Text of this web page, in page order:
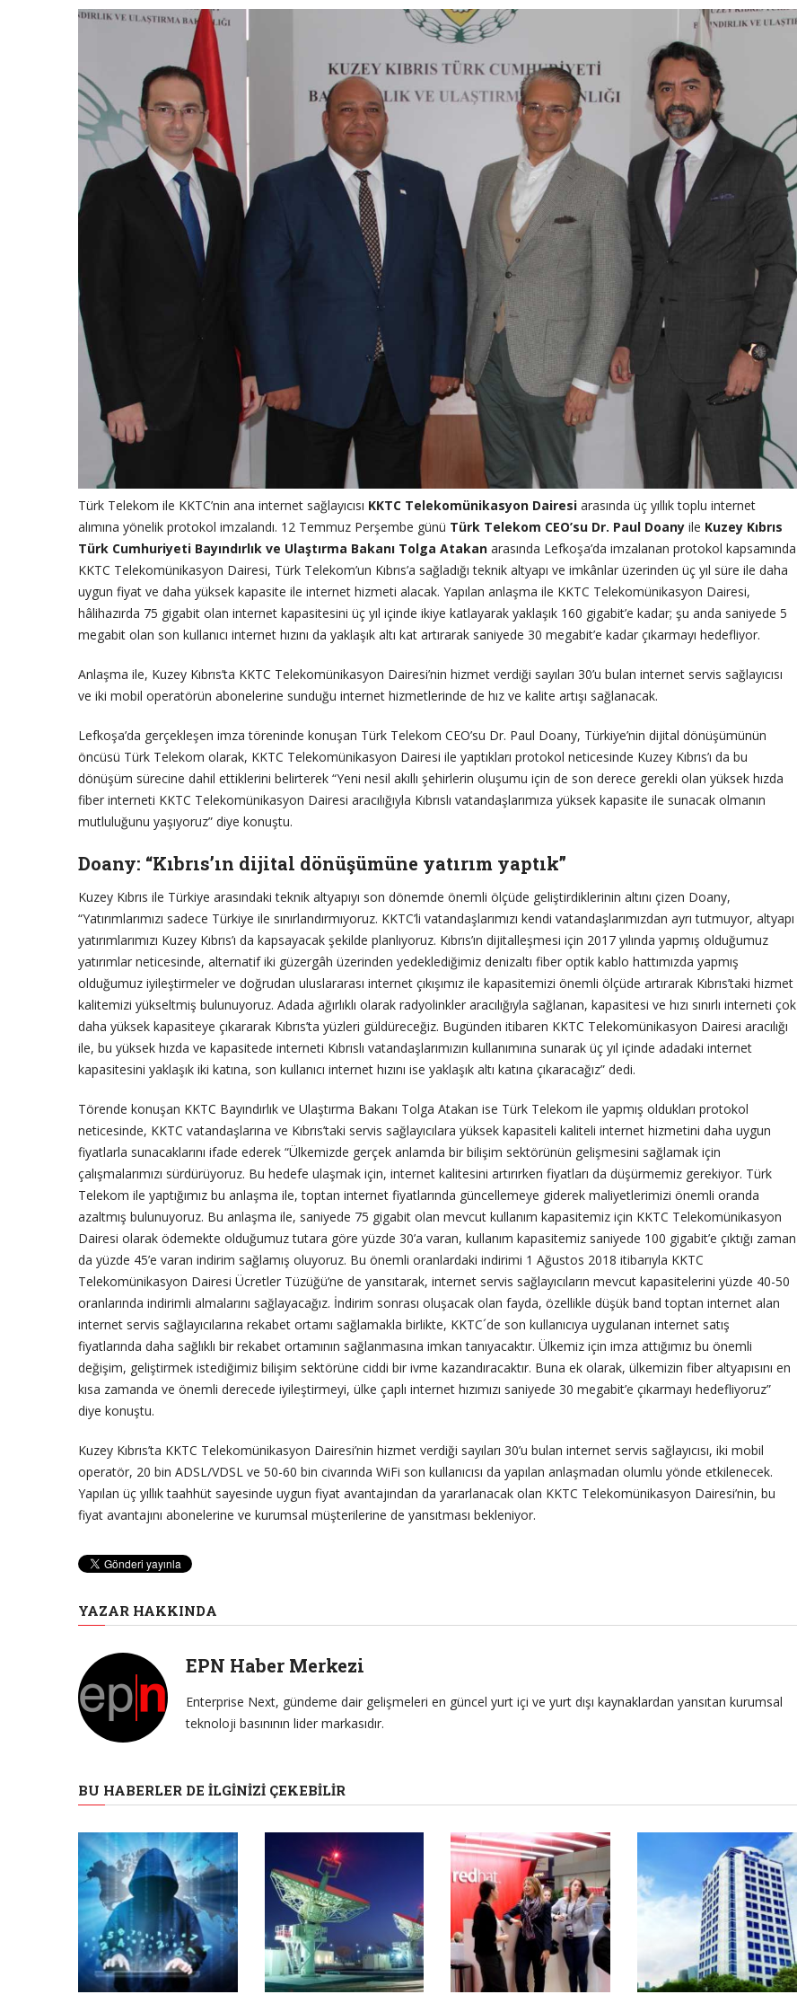
Türk Telekom ile KKTC’nin ana internet sağlayıcısı KKTC Telekomünikasyon Dairesi arasında üç yıllık toplu internet
alımına yönelik protokol imzalandı. 12 Temmuz Perşembe günü Türk Telekom CEO’su Dr. Paul Doany ile Kuzey Kıbrıs
Türk Cumhuriyeti Bayındırlık ve Ulaştırma Bakanı Tolga Atakan arasında Lefkoşa’da imzalanan protokol kapsamında
KKTC Telekomünikasyon Dairesi, Türk Telekom’un Kıbrıs’a sağladığı teknik altyapı ve imkânlar üzerinden üç yıl süre ile daha
uygun fiyat ve daha yüksek kapasite ile internet hizmeti alacak. Yapılan anlaşma ile KKTC Telekomünikasyon Dairesi,
hâlihazırda 75 gigabit olan internet kapasitesini üç yıl içinde ikiye katlayarak yaklaşık 160 gigabit’e kadar; şu anda saniyede 5
megabit olan son kullanıcı internet hızını da yaklaşık altı kat artırarak saniyede 30 megabit’e kadar çıkarmayı hedefliyor.
Anlaşma ile, Kuzey Kıbrıs’ta KKTC Telekomünikasyon Dairesi’nin hizmet verdiği sayıları 30’u bulan internet servis sağlayıcısı
ve iki mobil operatörün abonelerine sunduğu internet hizmetlerinde de hız ve kalite artışı sağlanacak.
Lefkoşa’da gerçekleşen imza töreninde konuşan Türk Telekom CEO’su Dr. Paul Doany, Türkiye’nin dijital dönüşümünün
öncüsü Türk Telekom olarak, KKTC Telekomünikasyon Dairesi ile yaptıkları protokol neticesinde Kuzey Kıbrıs’ı da bu
dönüşüm sürecine dahil ettiklerini belirterek “Yeni nesil akıllı şehirlerin oluşumu için de son derece gerekli olan yüksek hızda
fiber interneti KKTC Telekomünikasyon Dairesi aracılığıyla Kıbrıslı vatandaşlarımıza yüksek kapasite ile sunacak olmanın
mutluluğunu yaşıyoruz” diye konuştu.
Doany: “Kıbrıs’ın dijital dönüşümüne yatırım yaptık”
Kuzey Kıbrıs ile Türkiye arasındaki teknik altyapıyı son dönemde önemli ölçüde geliştirdiklerinin altını çizen Doany,
“Yatırımlarımızı sadece Türkiye ile sınırlandırmıyoruz. KKTC’li vatandaşlarımızı kendi vatandaşlarımızdan ayrı tutmuyor, altyapı
yatırımlarımızı Kuzey Kıbrıs’ı da kapsayacak şekilde planlıyoruz. Kıbrıs’ın dijitalleşmesi için 2017 yılında yapmış olduğumuz
yatırımlar neticesinde, alternatif iki güzergâh üzerinden yedeklediğimiz denizaltı fiber optik kablo hattımızda yapmış
olduğumuz iyileştirmeler ve doğrudan uluslararası internet çıkışımız ile kapasitemizi önemli ölçüde artırarak Kıbrıs’taki hizmet
kalitemizi yükseltmiş bulunuyoruz. Adada ağırlıklı olarak radyolinkler aracılığıyla sağlanan, kapasitesi ve hızı sınırlı interneti çok
daha yüksek kapasiteye çıkararak Kıbrıs’ta yüzleri güldüreceğiz. Bugünden itibaren KKTC Telekomünikasyon Dairesi aracılığı
ile, bu yüksek hızda ve kapasitede interneti Kıbrıslı vatandaşlarımızın kullanımına sunarak üç yıl içinde adadaki internet
kapasitesini yaklaşık iki katına, son kullanıcı internet hızını ise yaklaşık altı katına çıkaracağız” dedi.
Törende konuşan KKTC Bayındırlık ve Ulaştırma Bakanı Tolga Atakan ise Türk Telekom ile yapmış oldukları protokol
neticesinde, KKTC vatandaşlarına ve Kıbrıs’taki servis sağlayıcılara yüksek kapasiteli kaliteli internet hizmetini daha uygun
fiyatlarla sunacaklarını ifade ederek “Ülkemizde gerçek anlamda bir bilişim sektörünün gelişmesini sağlamak için
çalışmalarımızı sürdürüyoruz. Bu hedefe ulaşmak için, internet kalitesini artırırken fiyatları da düşürmemiz gerekiyor. Türk
Telekom ile yaptığımız bu anlaşma ile, toptan internet fiyatlarında güncellemeye giderek maliyetlerimizi önemli oranda
azaltmış bulunuyoruz. Bu anlaşma ile, saniyede 75 gigabit olan mevcut kullanım kapasitemiz için KKTC Telekomünikasyon
Dairesi olarak ödemekte olduğumuz tutara göre yüzde 30’a varan, kullanım kapasitemiz saniyede 100 gigabit’e çıktığı zaman
da yüzde 45’e varan indirim sağlamış oluyoruz. Bu önemli oranlardaki indirimi 1 Ağustos 2018 itibarıyla KKTC
Telekomünikasyon Dairesi Ücretler Tüzüğü’ne de yansıtarak, internet servis sağlayıcıların mevcut kapasitelerini yüzde 40-50
oranlarında indirimli almalarını sağlayacağız. İndirim sonrası oluşacak olan fayda, özellikle düşük band toptan internet alan
internet servis sağlayıcılarına rekabet ortamı sağlamakla birlikte, KKTC´de son kullanıcıya uygulanan internet satış
fiyatlarında daha sağlıklı bir rekabet ortamının sağlanmasına imkan tanıyacaktır. Ülkemiz için imza attığımız bu önemli
değişim, geliştirmek istediğimiz bilişim sektörüne ciddi bir ivme kazandıracaktır. Buna ek olarak, ülkemizin fiber altyapısını en
kısa zamanda ve önemli derecede iyileştirmeyi, ülke çaplı internet hızımızı saniyede 30 megabit’e çıkarmayı hedefliyoruz”
diye konuştu.
Kuzey Kıbrıs’ta KKTC Telekomünikasyon Dairesi’nin hizmet verdiği sayıları 30’u bulan internet servis sağlayıcısı, iki mobil
operatör, 20 bin ADSL/VDSL ve 50-60 bin civarında WiFi son kullanıcısı da yapılan anlaşmadan olumlu yönde etkilenecek.
Yapılan üç yıllık taahhüt sayesinde uygun fiyat avantajından da yararlanacak olan KKTC Telekomünikasyon Dairesi’nin, bu
fiyat avantajını abonelerine ve kurumsal müşterilerine de yansıtması bekleniyor.
YAZAR HAKKINDA
EPN Haber Merkezi
Enterprise Next, gündeme dair gelişmeleri en güncel yurt içi ve yurt dışı kaynaklardan yansıtan kurumsal
teknoloji basınının lider markasıdır.
BU HABERLER DE İLGINIZI ÇEKEBILIR